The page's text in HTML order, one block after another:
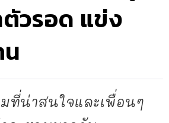
วรอด แข่ง
มที่น่าสนใจและเพื่อนๆ